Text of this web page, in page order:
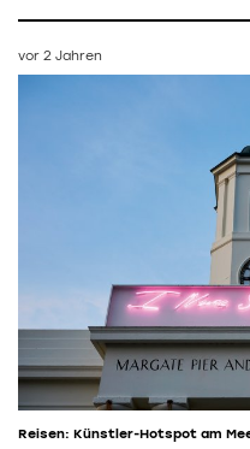
vor 2 Jahren
Reisen: Künstler-Hotspot am